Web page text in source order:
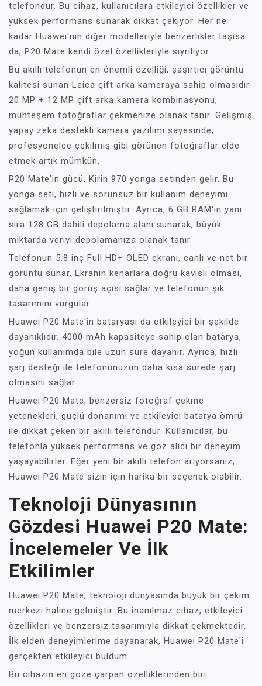
telefondur. Bu cihaz, kullanıcılara etkileyici özellikler ve
yüksek performans sunarak dikkat çekiyor. Her ne
kadar Huawei'nin diğer modelleriyle benzerlikler taşısa
da, P20 Mate kendi özel özellikleriyle sıyrılıyor.
Bu akıllı telefonun en önemli özelliği, şaşırtıcı görüntü
kalitesi sunan Leica çift arka kameraya sahip olmasıdır.
20 MP + 12 MP çift arka kamera kombinasyonu,
muhteşem fotoğraflar çekmenize olanak tanır. Gelişmiş
yapay zeka destekli kamera yazılımı sayesinde,
profesyonelce çekilmiş gibi görünen fotoğraflar elde
etmek artık mümkün.
P20 Mate'in gücü, Kirin 970 yonga setinden gelir. Bu
yonga seti, hızlı ve sorunsuz bir kullanım deneyimi
sağlamak için geliştirilmiştir. Ayrıca, 6 GB RAM'in yanı
sıra 128 GB dahili depolama alanı sunarak, büyük
miktarda veriyi depolamanıza olanak tanır.
Telefonun 5.8 inç Full HD+ OLED ekranı, canlı ve net bir
görüntü sunar. Ekranın kenarlara doğru kavisli olması,
daha geniş bir görüş açısı sağlar ve telefonun şık
tasarımını vurgular.
Huawei P20 Mate'in bataryası da etkileyici bir şekilde
dayanıklıdır. 4000 mAh kapasiteye sahip olan batarya,
yoğun kullanımda bile uzun süre dayanır. Ayrıca, hızlı
şarj desteği ile telefonunuzun daha kısa sürede şarj
olmasını sağlar.
Huawei P20 Mate, benzersiz fotoğraf çekme
yetenekleri, güçlü donanımı ve etkileyici batarya ömrü
ile dikkat çeken bir akıllı telefondur. Kullanıcılar, bu
telefonla yüksek performans ve göz alıcı bir deneyim
yaşayabilirler. Eğer yeni bir akıllı telefon arıyorsanız,
Huawei P20 Mate sizin için harika bir seçenek olabilir.
Teknoloji Dünyasının
Gözdesi Huawei P20 Mate:
İncelemeler Ve İlk
Etkilimler
Huawei P20 Mate, teknoloji dünyasında büyük bir çekim
merkezi haline gelmiştir. Bu inanılmaz cihaz, etkileyici
özellikleri ve benzersiz tasarımıyla dikkat çekmektedir.
İlk elden deneyimlerime dayanarak, Huawei P20 Mate'i
gerçekten etkileyici buldum.
Bu cihazın en göze çarpan özelliklerinden biri